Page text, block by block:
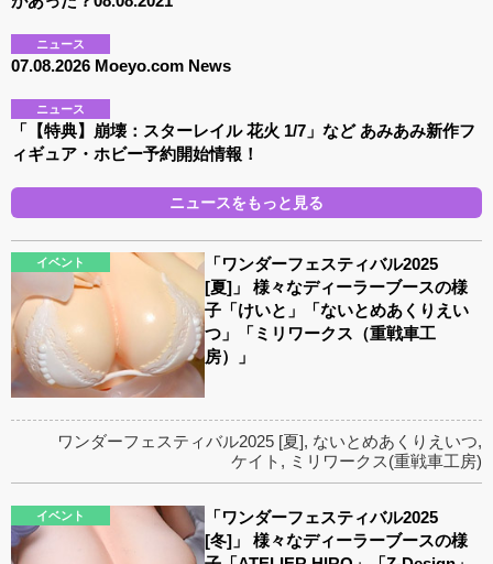
ニュース
07.08.2026 Moeyo.com News
ニュース
「【特典】崩壊：スターレイル 花火 1/7」など あみあみ新作フ
ィギュア・ホビー予約開始情報！
ニュースをもっと見る
イベント
「ワンダーフェスティバル2025
[夏]」 様々なディーラーブースの様
子「けいと」「ないとめあくりえい
つ」「ミリワークス（重戦車工
房）」
ワンダーフェスティバル2025 [夏], ないとめあくりえいつ,
ケイト , ミリワークス(重戦車工房)
イベント
「ワンダーフェスティバル2025
[冬]」 様々なディーラーブースの様